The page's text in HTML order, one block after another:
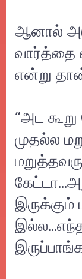
ஆனால்
வார்த்தை
என்று
“அட
முதல்ல